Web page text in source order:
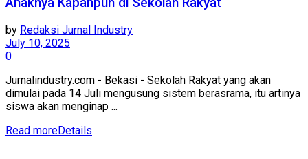
by Redaksi Jurnal Industry
July 10, 2025
0
Jurnalindustry.com - Bekasi - Sekolah Rakyat yang akan
dimulai pada 14 Juli mengusung sistem berasrama, itu artinya
siswa akan menginap ...
Read moreDetails